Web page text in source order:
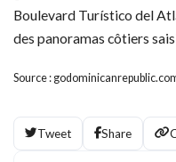
Boulevard Turístico del
des panoramas côtiers
Source :
Tweet Share